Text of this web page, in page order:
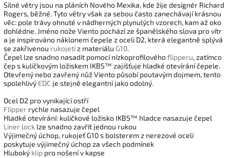
Silné větry jsou na pláních Nového Mexika, kde žije designér Richard
Rogers, běžné. Tyto větry však za sebou často zanechávají krásnou
věc: pole trávy ohnuté v nádherných plynulých vzorech, kam až oko
dohlédne. Jméno nože Viento pochází ze španělského slova pro vítr
a je inspirováno náklonem čepele z oceli D2, která elegantně splývá
se zakřivenou rukojetíz materiálu G10.
Čepel lze snadno nasadit pomocí nízkoprofilovéhoflipperu, zatímco
čep s kuličkovým ložiskem IKBS™ zajišťuje hladké otevírání čepele.
Otevřený nebo zavřený nůž Viento působí poutavým dojmem, tento
spolehlivý EDC je stejně elegantní jako odolný.
Ocel D2 pro vynikající ostří
Flipper rychle nasazuje čepel
Hladké otevírání: kuličkové ložisko IKBS™ hladce nasazuje čepel
Liner lock lze snadno zavřít jednou rukou
Výjimečný úchop, rukojeť G10 s bolsterem z nerezové oceli
poskytuje výjimečný úchop za všech podmínek
Hluboký klip pro nošení v kapse